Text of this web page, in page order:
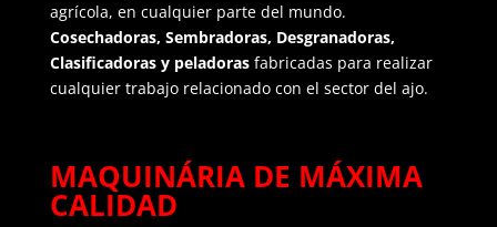
agrícola, en cualquier parte del mundo.
Cosechadoras, Sembradoras, Desgranadoras,
Clasificadoras y peladorasfabricadas para realizar
cualquier trabajo relacionado con el sector del ajo.
MAQUINÁRIA DE MÁXIMA
CALIDAD